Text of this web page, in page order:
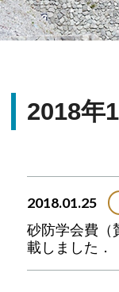
2018年
2018.01.25
砂防学会費（
載しました．